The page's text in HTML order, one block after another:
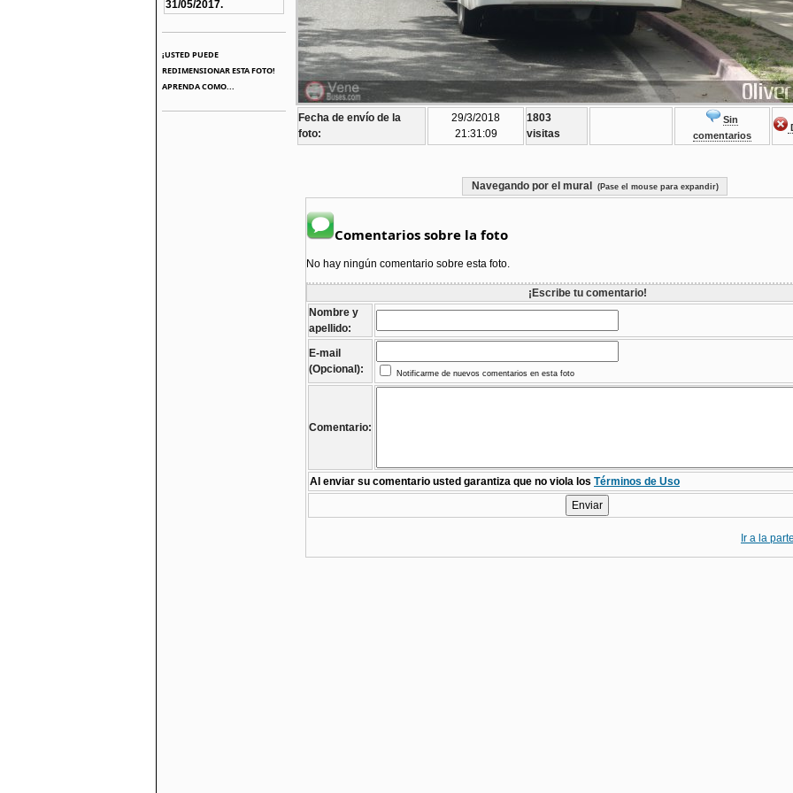
31/05/2017.
¡USTED PUEDE
REDIMENSIONAR ESTA FOTO!
APRENDA COMO...
Fecha de envío de la
foto:
29/3/2018
21:31:09
1803
visitas
Sin
comentarios
Navegando por el mural (Pase el mouse para expandir)
Comentarios sobre la foto
No hay ningún comentario sobre esta foto.
¡Escribe tu comentario!
Nombre y
apellido:
E-mail
(Opcional):
Notificarme de nuevos comentarios en esta foto
Comentario:
Al enviar su comentario usted garantiza que no viola los Términos de Uso
Ir a la